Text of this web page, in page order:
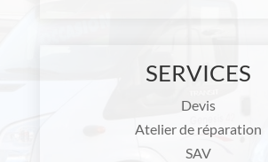
SERVICES
Devis
Atelier de réparation
SAV